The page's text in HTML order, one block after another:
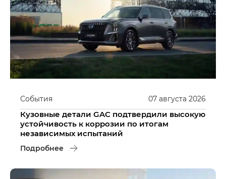
07 августа 2026
События
Кузовные детали GAC подтвердили высокую
устойчивость к коррозии по итогам
независимых испытаний
Подробнее